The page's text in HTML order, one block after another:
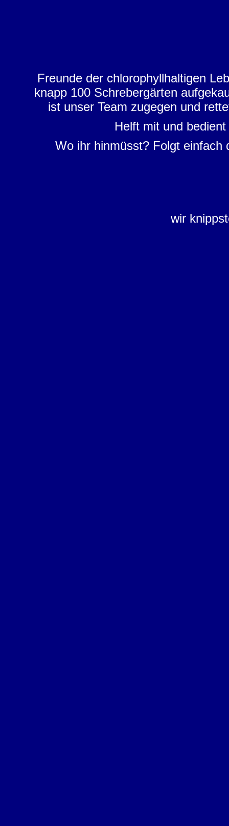
Freunde der chlorophyllhaltigen
knapp 100 Schrebergärten
ist unser Team zugegen und
Helft mit und
Wo ihr hinmüsst? Folgt einfach
wir